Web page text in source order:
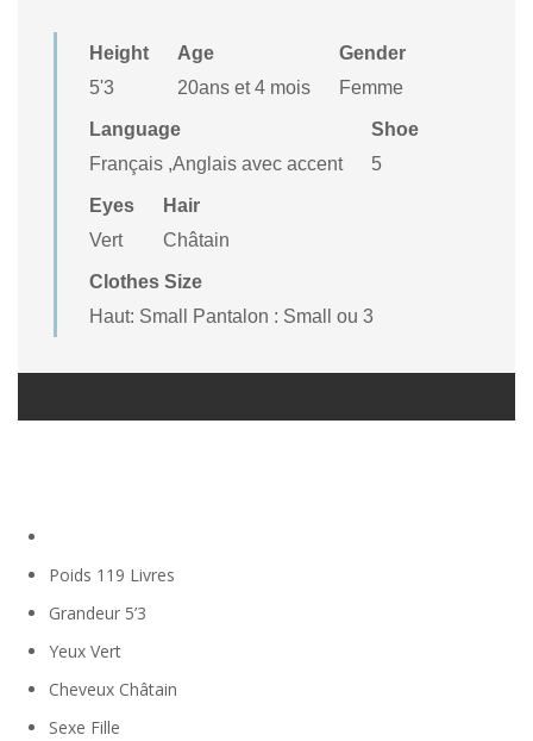
Height
5'3
Age
20ans et 4 mois
Gender
Femme
Language
Français ,Anglais avec accent
Shoe
5
Eyes
Vert
Hair
Châtain
Clothes Size
Haut: Small Pantalon : Small ou 3
Poids 119 Livres
Grandeur 5’3
Yeux Vert
Cheveux Châtain
Sexe Fille